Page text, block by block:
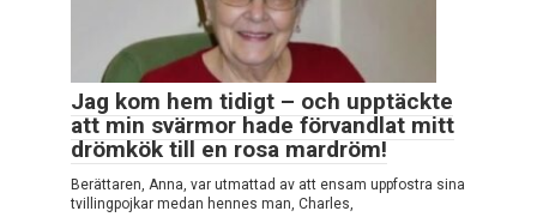
Jag kom hem tidigt – och upptäckte
att min svärmor hade förvandlat mitt
drömkök till en rosa mardröm!
Berättaren, Anna, var utmattad av att ensam uppfostra sina
tvillingpojkar medan hennes man, Charles,